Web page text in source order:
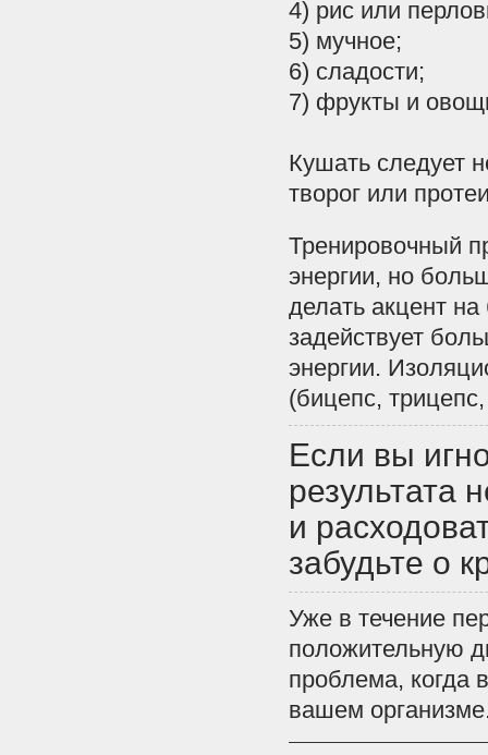
4) рис или
5) мучное;
6) сладости;
7) фрукты и
Кушать следует
творог или
Тренировочный
энергии, но
делать акцент на
задействует
энергии.
(бицепс, трицепс
Если вы
результата
и
забудьте о
Уже в течение
положительную
проблема, когда
вашем организме